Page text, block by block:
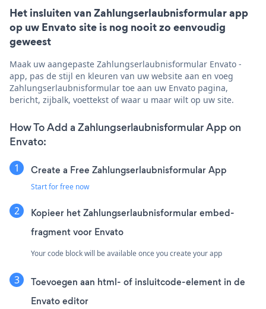
Het insluiten van Zahlungserlaubnisformular app
op uw Envato site is nog nooit zo eenvoudig
geweest
Maak uw aangepaste Zahlungserlaubnisformular Envato -
app, pas de stijl en kleuren van uw website aan en voeg
Zahlungserlaubnisformular toe aan uw Envato pagina,
bericht, zijbalk, voettekst of waar u maar wilt op uw site.
How To Add a Zahlungserlaubnisformular App on
Envato:
Create a Free Zahlungserlaubnisformular App
Start for free now
Kopieer het Zahlungserlaubnisformular embed-
fragment voor Envato
Your code block will be available once you create your app
Toevoegen aan html- of insluitcode-element in de
Envato editor